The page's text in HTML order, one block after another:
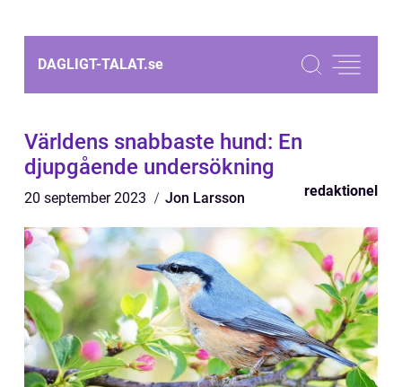
DAGLIGT-TALAT.se
Världens snabbaste hund: En
djupgående undersökning
20 september 2023 Jon Larsson redaktionel